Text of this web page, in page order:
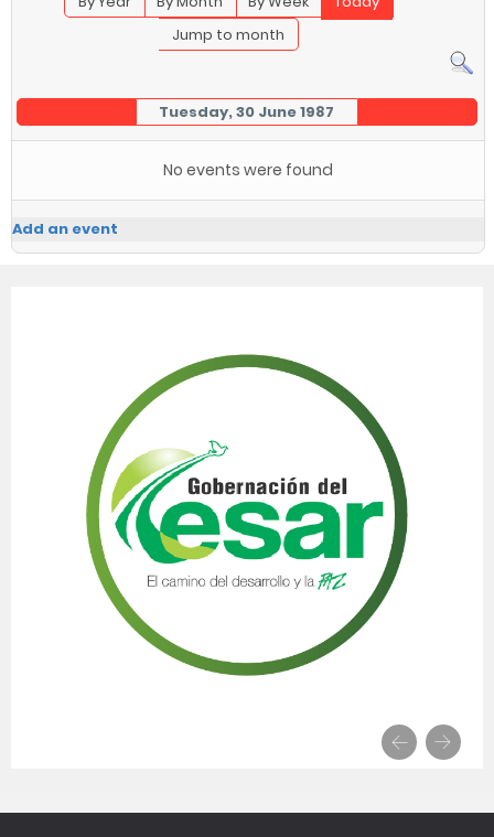
Jump to month
Tuesday, 30 June 1987
No events were found
Add an event